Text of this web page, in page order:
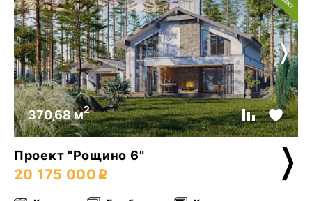
370,68 м2
Проект "Рощино 6"
20 175 000